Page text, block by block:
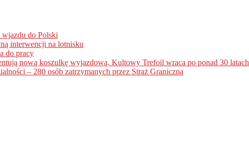
wjazdu do Polski
interwencji na lotnisku
do pracy
nową koszulkę wyjazdową. Kultowy Trefoil wraca po ponad 30 latach
– 280 osób zatrzymanych przez Straż Graniczną